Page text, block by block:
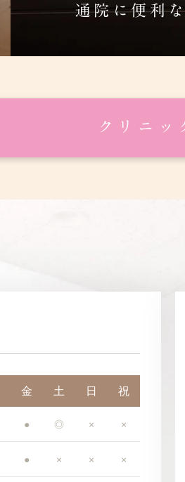
通院に便利
クリニッ
金 土 日 祝
● ◎ × ×
● × × ×